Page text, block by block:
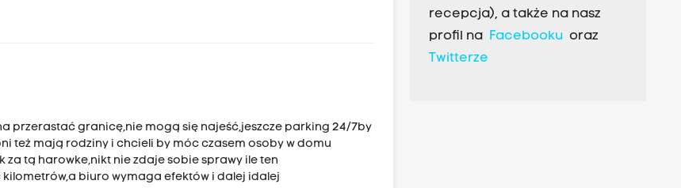
przerastać granicę,nie mogą się najeść,jeszcze parking 24/7by
też mają rodziny i chcieli by móc czasem osoby w domu
za tą harowke,nikt nie zdaje sobie sprawy ile ten
biuro wymaga efektów i dalej idalej
recepcja), a także na nasz
profil na Facebookuoraz
Twitterze